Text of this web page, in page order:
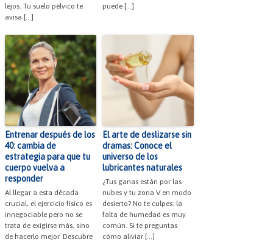
lejos. Tu suelo pélvico te
avisa […]
puede […]
Entrenar después de los
40: cambia de
estrategia para que tu
cuerpo vuelva a
responder
Al llegar a esta década
crucial, el ejercicio físico es
innegociable pero no se
trata de exigirse más, sino
de hacerlo mejor. Descubre
El arte de deslizarse sin
dramas: Conoce el
universo de los
lubricantes naturales
¿Tus ganas están por las
nubes y tu zona V en modo
desierto? No te culpes: la
falta de humedad es muy
común. Si te preguntas
cómo aliviar […]